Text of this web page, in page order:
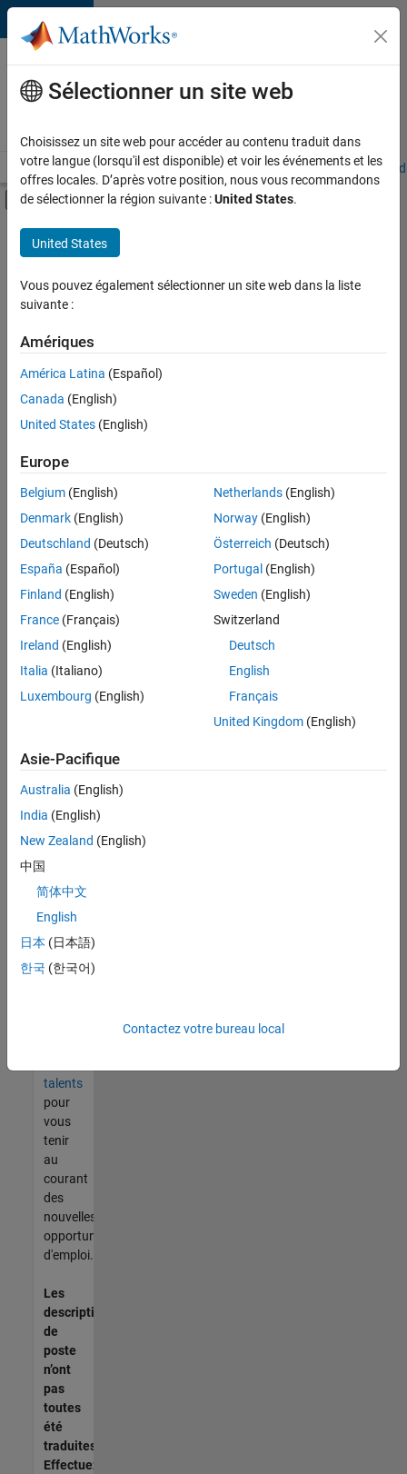
Passer au contenu
Votre
carrière
chez
Accueil Explorer nos opportunités Adresses de nos bureaux
Activer/désactiver l'affichage du menu
Contenu principal
FILTRER PAR
Ingénierie des versions
Applications et services web
Actuellement,
aucune
offre
d'emploi
correspondant
à vos
critères
de
recherche.
Vous
pouvez
élargir
votre
recherche
ou
afficher
l’ensemble
d'emploi.
malgré
tout
vous
trouvez
pas
d'offre
corresponde
à vos
talents
pour
vous
tenir
au
courant
des
nouvelles
opportunités
d'emploi.
Les
descriptions
de
poste
n’ont
pas
toutes
été
traduites.
Effectuez
Sélectionner un site web
Choisissez un site web pour accéder au contenu traduit dans
votre langue (lorsqu'il est disponible) et voir les événements et les
offres locales. D’après votre position, nous vous recommandons
de sélectionner la région suivante :United States.
United States
Vous pouvez également sélectionner un site web dans la liste
suivante :
Amériques
América Latina (Español)
Canada (English)
United States (English)
Europe
Belgium (English)
Denmark (English)
Deutschland (Deutsch)
España (Español)
Finland (English)
France (Français)
Ireland (English)
Italia (Italiano)
Luxembourg (English)
Netherlands(English)
Norway(English)
Österreich (Deutsch)
Portugal (English)
Sweden (English)
Switzerland
Deutsch
English
Français
United Kingdom(English)
Asie-Pacifique
Australia (English)
India (English)
New Zealand (English)
中国
简体中文
English
日本 (日本語)
한국 (한국어)
Contactez votre bureau local